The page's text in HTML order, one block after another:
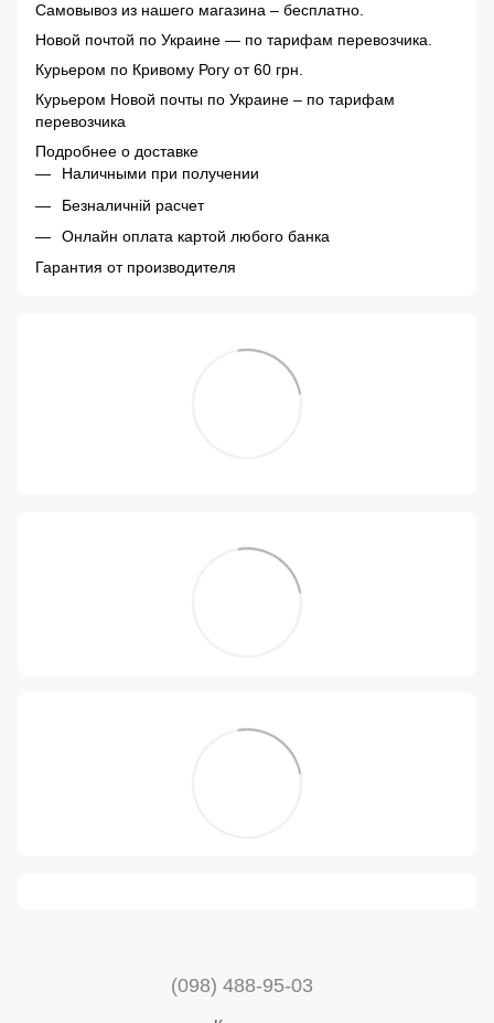
Самовывоз из нашего магазина – бесплатно.
Новой почтой по Украине — по тарифам перевозчика.
Курьером по Кривому Рогу от 60 грн.
Курьером Новой почты по Украине – по тарифам
перевозчика
Подробнее о доставке
Наличными при получении
Безналичній расчет
Онлайн оплата картой любого банка
Гарантия от производителя
(098) 488-95-03